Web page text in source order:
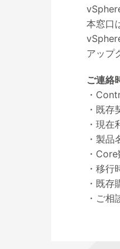
本窓口
アップ
ご連絡
・
・既存
・現在
・製品
・Core
・移行
・既存
・ご相